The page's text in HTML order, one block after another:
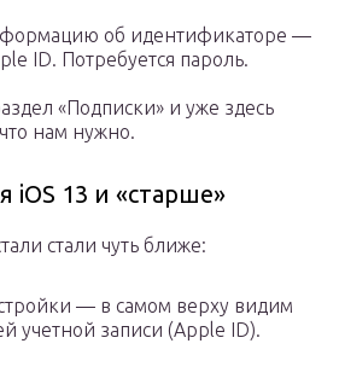
об идентификаторе —
ID. Потребуется пароль.
«Подписки» и уже здесь
нам нужно.
iOS 13 и «старше»
стали чуть ближе:
— в самом верху видим
учетной записи (Apple ID).